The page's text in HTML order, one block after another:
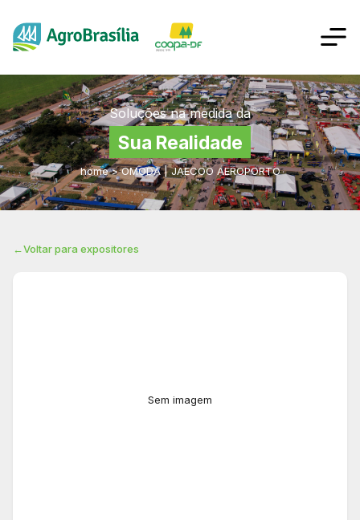
Soluções na medida da
Sua Realidade
home > OMODA | JAECOO AEROPORTO
←Voltar para expositores
Sem imagem